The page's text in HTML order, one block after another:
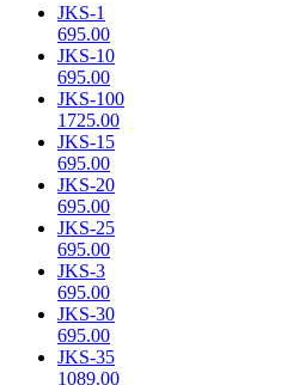
JKS-1
695.00
JKS-10
695.00
JKS-100
1725.00
JKS-15
695.00
JKS-20
695.00
JKS-25
695.00
JKS-3
695.00
JKS-30
695.00
JKS-35
1089.00